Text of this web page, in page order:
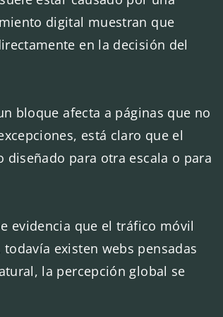
digital muestran que
en la decisión del
bloque afecta a páginas que no
está claro que el
diseñado para otra escala o para
evidencia que el tráfico móvil
existen webs pensadas
la percepción global se